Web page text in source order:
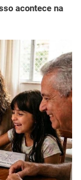
acontece na